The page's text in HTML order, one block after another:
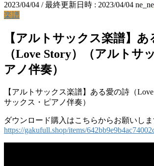
2023/04/04 / 最終更新日時 : 2023/04/04 ne_ne
楽譜
【アルトサックス楽譜】あ
（Love Story）（アルトサ
アノ伴奏）
【アルトサックス楽譜】ある愛の詩（
サックス・ピアノ伴奏）
ダウンロード購入はこちらからお願いしま
https://gakufull.shop/items/